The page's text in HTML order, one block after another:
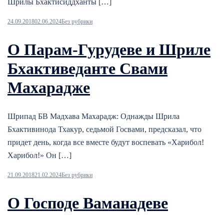
Шрилы Бхактисиддханты […]
24.09.201802.06.2024Без рубрики
О Парам-Гурудеве и Шриле
Бхактиведанте Свами
Махарадже
Шрипад БВ Мадхава Махарадж: Однажды Шрила
Бхактивинода Тхакур, седьмой Госвами, предсказал, что
придет день, когда все вместе будут воспевать «Харибол!
Харибол!» Он […]
21.09.201821.02.2024Без рубрики
О Господе Ваманадеве